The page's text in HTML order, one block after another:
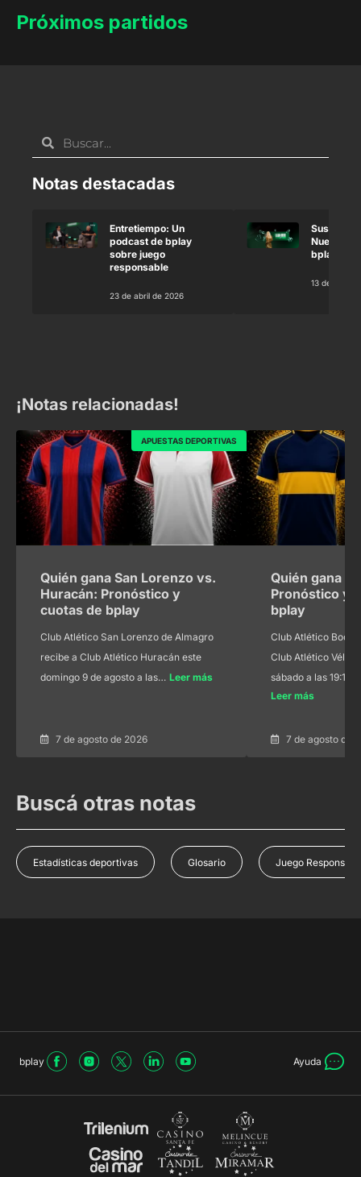
Próximos partidos
Notas destacadas
Entretiempo: Un
podcast de bplay
sobre juego
responsable
23 de abril de 2026
Susana
Nueva
bplay
13 de
¡Notas relacionadas!
APUESTAS DEPORTIVAS
Quién gana San Lorenzo vs.
Huracán: Pronóstico y
cuotas de bplay
Club Atlético San Lorenzo de Almagro
recibe a Club Atlético Huracán este
domingo 9 de agosto a las… Leer más
7 de agosto de 2026
Quién gana
Pronóstico y
bplay
Club Atlético Boca
Club Atlético Vélez
sábado a las 19:15
Leer más
7 de agosto de
Buscá otras notas
Estadísticas deportivas Glosario Juego
bplay Ayuda